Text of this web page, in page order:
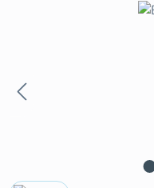
Bildergalerie